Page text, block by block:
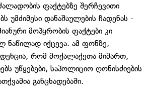
ფაქტებზე შერჩევითი
უმძიმესი დანაშაულების ჩადენას -
მოპყრობის ფაქტები კი
ნაწილად იქცევა. ამ ფონზე,
რომ მოქალაქეთა მიმართ,
უწყებები, საპოლიციო ღონისძიების
განცხადებაში.